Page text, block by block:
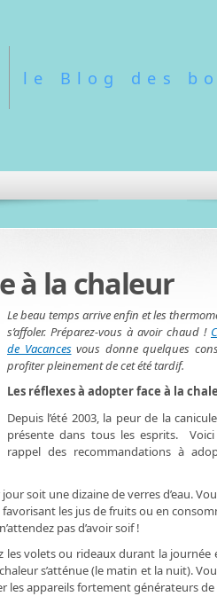
le Blog des
à la chaleur
Le beau temps arrive enfin et les
s’affoler. Préparez-vous à avoir chaud !
de Vacancesvous donne quelques
profiter pleinement de cet été tardif.
Les réflexes à adopter face à la
Depuis l’été 2003, la peur de la
présente dans tous les esprits.
rappel des recommandations à
soit une dizaine de verres d’eau.
les jus de fruits ou en
pas d’avoir soif !
les volets ou rideaux durant la journée
s’atténue (le matin et la nuit).
les appareils fortement générateurs de